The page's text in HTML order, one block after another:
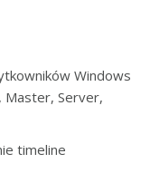
Windows
Master, Server,
timeline